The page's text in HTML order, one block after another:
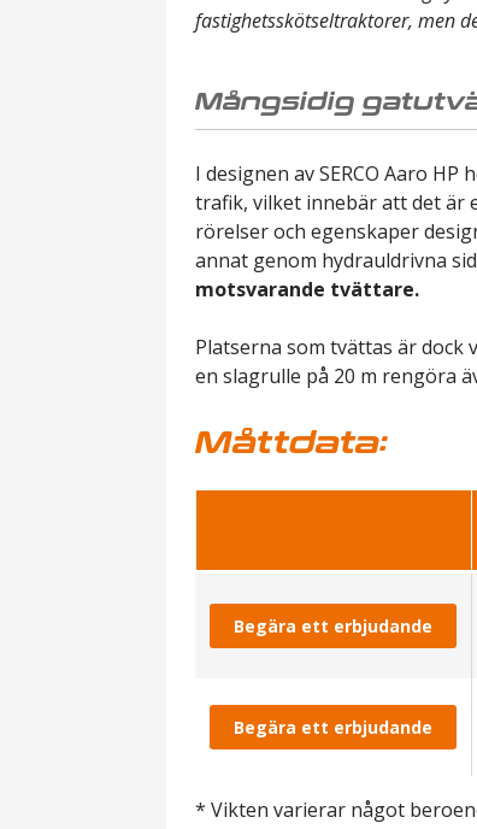
fastighetsskötseltraktorer, men
Mångsidig
I designen av SERCO Aaro
trafik, vilket innebär att det är
rörelser och egenskaper
annat genom hydrauldrivna
motsvarande tvättare.
Platserna som tvättas är dock
en slagrulle på 20 m rengöra
Måttdata:
Begära ett erbjudande
Begära ett erbjudande
* Vikten varierar något